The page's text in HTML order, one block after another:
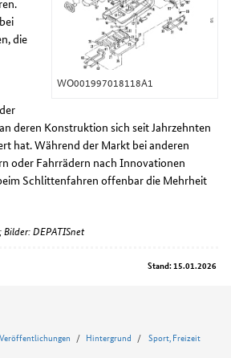
WO001997018118A1
die
deren Konstruktion sich seit Jahrzehnten
hat. Während der Markt bei anderen
oder Fahrrädern nach Innovationen
Schlittenfahren offenbar die Mehrheit
DEPATISnet
Stand: 15.01.2026
Veröffentlichungen Hintergrund
Sport, Freizeit